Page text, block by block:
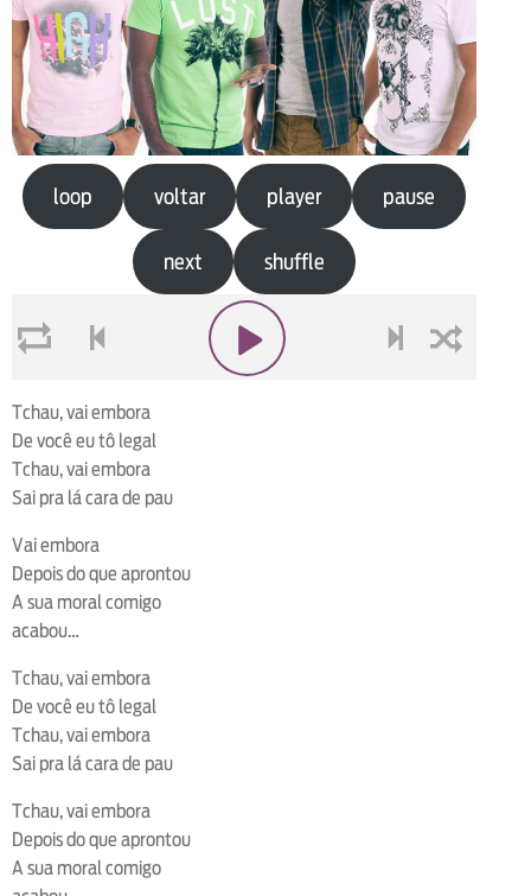
loop voltar player pause
next shuffle
Tchau, vai embora
De você eu tô legal
Tchau, vai embora
Sai pra lá cara de pau
Vai embora
Depois do que aprontou
A sua moral comigo
acabou…
Tchau, vai embora
De você eu tô legal
Tchau, vai embora
Sai pra lá cara de pau
Tchau, vai embora
Depois do que aprontou
A sua moral comigo